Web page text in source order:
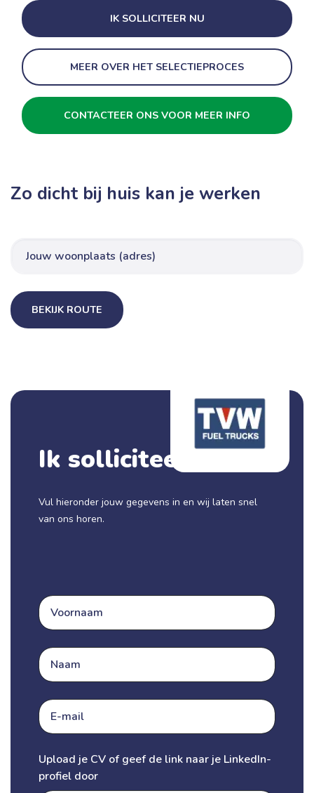
IK SOLLICITEER NU
MEER OVER HET SELECTIEPROCES
CONTACTEER ONS VOOR MEER INFO
Zo dicht bij huis kan je werken
BEKIJK ROUTE
Ik solliciteer nu!
Vul hieronder jouw gegevens in en wij laten snel
van ons horen.
Upload je CV of geef de link naar je LinkedIn-
profiel door